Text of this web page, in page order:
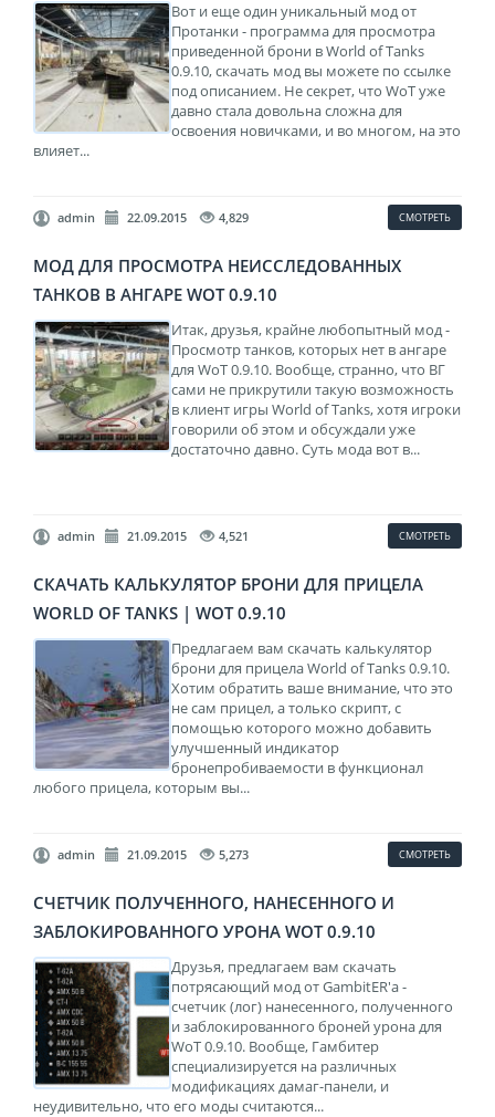
Вот и еще один уникальный мод от
Протанки - программа для просмотра
приведенной брони в World of Tanks
0.9.10, скачать мод вы можете по ссылке
под описанием. Не секрет, что WoT уже
давно стала довольна сложна для
освоения новичками, и во многом, на это
влияет...
admin 22.09.2015 4,829 СМОТРЕТЬ
МОД ДЛЯ ПРОСМОТРА НЕИССЛЕДОВАННЫХ
ТАНКОВ В АНГАРЕ WOT 0.9.10
Итак, друзья, крайне любопытный мод -
Просмотр танков, которых нет в ангаре
для WoT 0.9.10. Вообще, странно, что ВГ
сами не прикрутили такую возможность
в клиент игры World of Tanks, хотя игроки
говорили об этом и обсуждали уже
достаточно давно. Суть мода вот в...
admin 21.09.2015 4,521 СМОТРЕТЬ
СКАЧАТЬ КАЛЬКУЛЯТОР БРОНИ ДЛЯ ПРИЦЕЛА
WORLD OF TANKS | WOT 0.9.10
Предлагаем вам скачать калькулятор
брони для прицела World of Tanks 0.9.10.
Хотим обратить ваше внимание, что это
не сам прицел, а только скрипт, с
помощью которого можно добавить
улучшенный индикатор
бронепробиваемости в функционал
любого прицела, которым вы...
admin 21.09.2015 5,273 СМОТРЕТЬ
СЧЕТЧИК ПОЛУЧЕННОГО, НАНЕСЕННОГО И
ЗАБЛОКИРОВАННОГО УРОНА WOT 0.9.10
Друзья, предлагаем вам скачать
потрясающий мод от GambitER'а -
счетчик (лог) нанесенного, полученного
и заблокированного броней урона для
WoT 0.9.10. Вообще, Гамбитер
специализируется на различных
модификациях дамаг-панели, и
неудивительно, что его моды считаются...